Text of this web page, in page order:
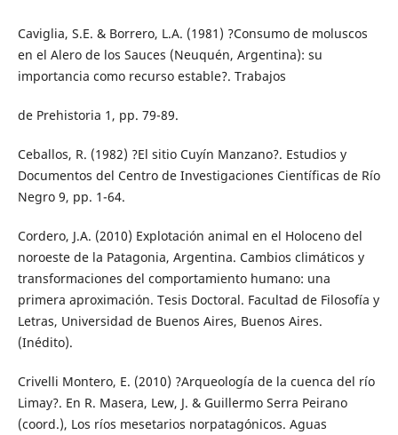
Caviglia, S.E. & Borrero, L.A. (1981) ?Consumo de moluscos
en el Alero de los Sauces (Neuquén, Argentina): su
importancia como recurso estable?. Trabajos
de Prehistoria 1, pp. 79-89.
Ceballos, R. (1982) ?El sitio Cuyín Manzano?. Estudios y
Documentos del Centro de Investigaciones Científicas de Río
Negro 9, pp. 1-64.
Cordero, J.A. (2010) Explotación animal en el Holoceno del
noroeste de la Patagonia, Argentina. Cambios climáticos y
transformaciones del comportamiento humano: una
primera aproximación. Tesis Doctoral. Facultad de Filosofía y
Letras, Universidad de Buenos Aires, Buenos Aires.
(Inédito).
Crivelli Montero, E. (2010) ?Arqueología de la cuenca del río
Limay?. En R. Masera, Lew, J. & Guillermo Serra Peirano
(coord.), Los ríos mesetarios norpatagónicos. Aguas